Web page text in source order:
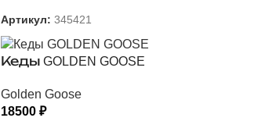
Артикул: 345421
Кеды GOLDEN GOOSE
Golden Goose
18500 ₽